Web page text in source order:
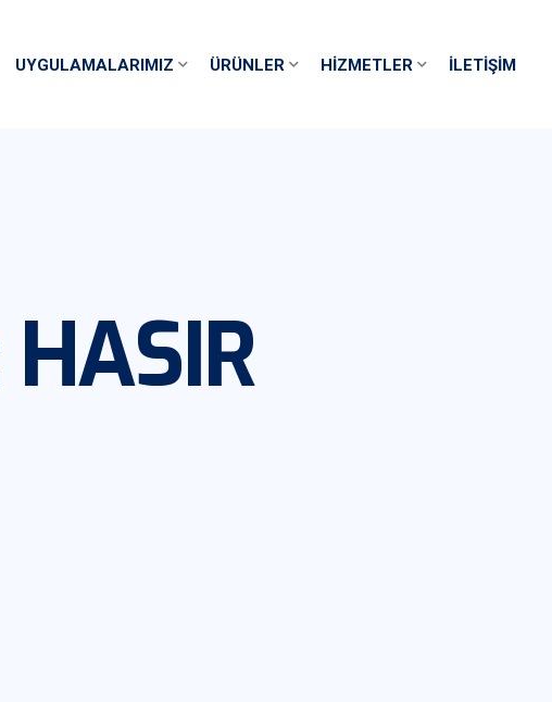
UYGULAMALARIMIZ ÜRÜNLER HIZMETLER İLETIŞIM
HASIR